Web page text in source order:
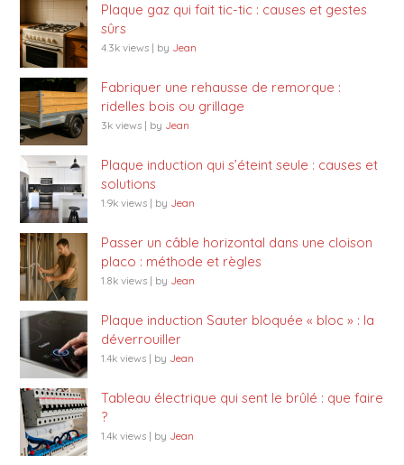
Plaque gaz qui fait tic-tic : causes et gestes
sûrs
4.3k views | by Jean
Fabriquer une rehausse de remorque :
ridelles bois ou grillage
3k views | by Jean
Plaque induction qui s’éteint seule : causes et
solutions
1.9k views | by Jean
Passer un câble horizontal dans une cloison
placo : méthode et règles
1.8k views | by Jean
Plaque induction Sauter bloquée « bloc » : la
déverrouiller
1.4k views | by Jean
Tableau électrique qui sent le brûlé : que faire
?
1.4k views | by Jean